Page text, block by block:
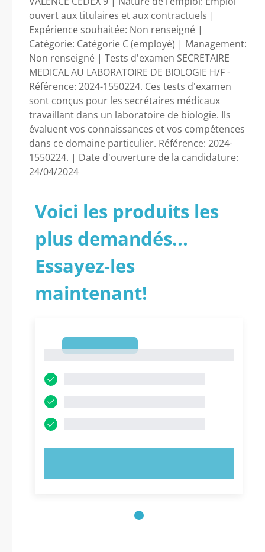
ouvert aux titulaires et aux contractuels |
Expérience souhaitée: Non renseigné |
Catégorie: Catégorie C (employé) | Management:
Non renseigné | Tests d'examen SECRETAIRE
MEDICAL AU LABORATOIRE DE BIOLOGIE H/F -
Référence: 2024-1550224. Ces tests d'examen
sont conçus pour les secrétaires médicaux
travaillant dans un laboratoire de biologie. Ils
évaluent vos connaissances et vos compétences
dans ce domaine particulier. Référence: 2024-
1550224. | Date d'ouverture de la candidature:
24/04/2024
Voici les produits les
plus demandés...
Essayez-les
maintenant!